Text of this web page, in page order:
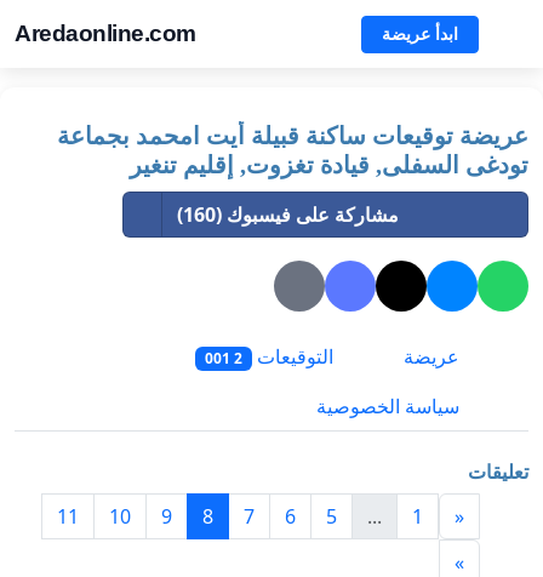
Aredaonline.com ابدأ عريضة
عريضة توقيعات ساكنة قبيلة أيت امحمد بجماعة
تودغى السفلى, قيادة تغزوت, إقليم تنغير
مشاركة على فيسبوك (160)
عريضة التوقيعات 2 001
سياسة الخصوصية
تعليقات
«
1
...
5
6
7
8
9
10
11
»